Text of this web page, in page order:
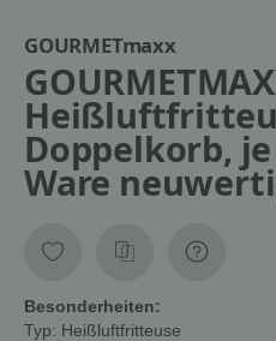
GOURMETmaxx
Doppelkorb, je
Ware
Besonderheiten:
Typ: Heißluftfritteuse